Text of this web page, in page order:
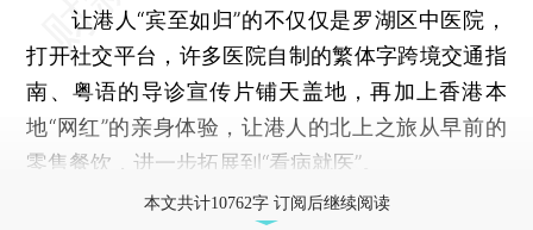
让港人“宾至如归”的不仅仅是罗湖区中医院，
打开社交平台，许多医院自制的繁体字跨境交通指
南、粤语的导诊宣传片铺天盖地，再加上香港本
地“网红”的亲身体验，让港人的北上之旅从早前的
零售餐饮，进一步拓展到“看病就医”。
本文共计10762字 订阅后继续阅读